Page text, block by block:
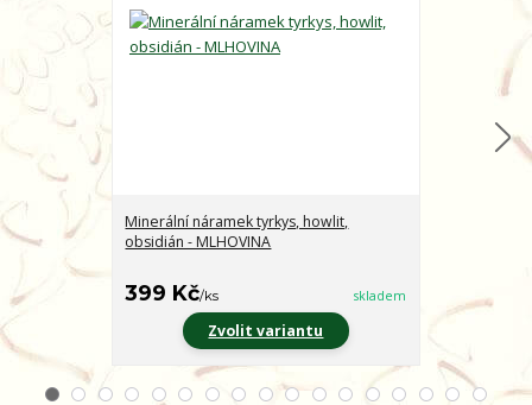
Minerální náramek tyrkys, howlit,
obsidián - MLHOVINA
399 Kč/ks skladem
Zvolit variantu
399 Kč